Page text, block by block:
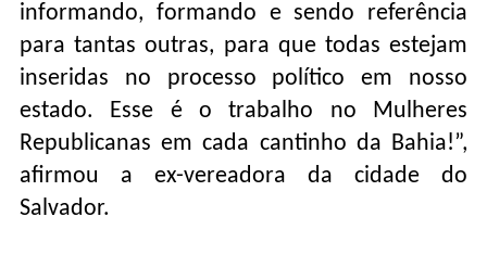
informando, formando e sendo referência
para tantas outras, para que todas estejam
inseridas no processo político em nosso
estado. Esse é o trabalho no Mulheres
Republicanas em cada cantinho da Bahia!”,
afirmou a ex-vereadora da cidade do
Salvador.